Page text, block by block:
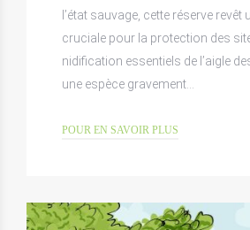
l’état sauvage, cette réserve
cruciale pour la protection des
nidification essentiels de l’aigle
une espèce gravement…
POUR EN SAVOIR PLUS